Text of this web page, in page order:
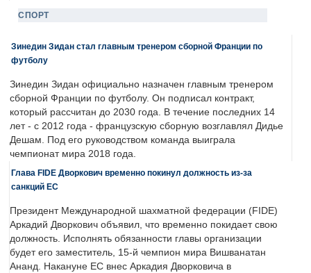
СПОРТ
Зинедин Зидан стал главным тренером сборной Франции по
футболу
Зинедин Зидан официально назначен главным тренером
сборной Франции по футболу. Он подписал контракт,
который рассчитан до 2030 года. В течение последних 14
лет - с 2012 года - французскую сборную возглавлял Дидье
Дешам. Под его руководством команда выиграла
чемпионат мира 2018 года.
Глава FIDE Дворкович временно покинул должность из-за
санкций ЕС
Президент Международной шахматной федерации (FIDE)
Аркадий Дворкович объявил, что временно покидает свою
должность. Исполнять обязанности главы организации
будет его заместитель, 15-й чемпион мира Вишванатан
Ананд. Накануне ЕС внес Аркадия Дворковича в